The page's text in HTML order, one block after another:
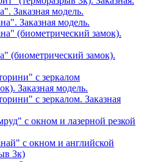
Заказная модель.
Заказная модель.
(биометрический замок).
(биометрический замок).
с зеркалом
Заказная модель.
с зеркалом. Заказная
с окном и лазерной резкой
с окном и английской
3к)